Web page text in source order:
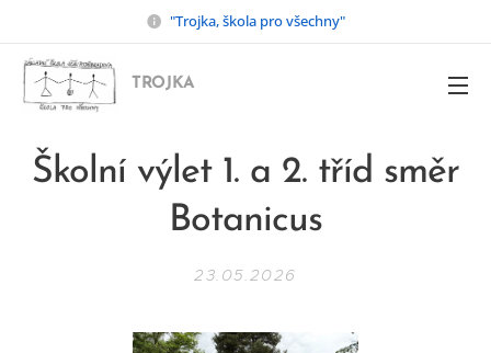
"Trojka, škola pro všechny"
TROJKA
Školní výlet 1. a 2. tříd směr
Botanicus
23.05.2026